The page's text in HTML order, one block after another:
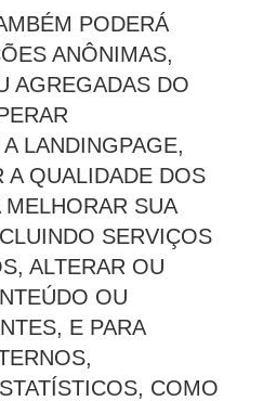
PODERÁ
ANÔNIMAS,
AGREGADAS DO
LANDINGPAGE,
A QUALIDADE DOS
SUA
SERVIÇOS
ALTERAR OU
OU
E PARA
COMO